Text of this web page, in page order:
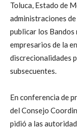
Toluca, Estado de
administraciones
publicar los
empresarios de la
discrecionalidades
subsecuentes.
En conferencia de
del Consejo
pidió a las